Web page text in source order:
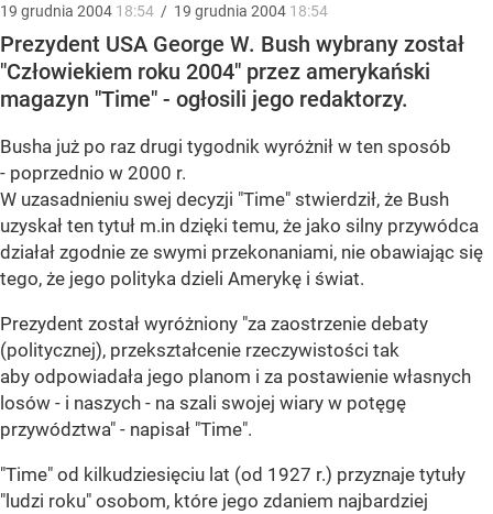
19 grudnia 2004 18:54 / 19 grudnia 2004 18:54
Prezydent USA George W. Bush wybrany został
"Człowiekiem roku 2004" przez amerykański
magazyn "Time" - ogłosili jego redaktorzy.
Busha już po raz drugi tygodnik wyróżnił w ten sposób
- poprzednio w 2000 r.
W uzasadnieniu swej decyzji "Time" stwierdził, że Bush
uzyskał ten tytuł m.in dzięki temu, że jako silny przywódca
działał zgodnie ze swymi przekonaniami, nie obawiając się
tego, że jego polityka dzieli Amerykę i świat.
Prezydent został wyróżniony "za zaostrzenie debaty
(politycznej), przekształcenie rzeczywistości tak
aby odpowiadała jego planom i za postawienie własnych
losów - i naszych - na szali swojej wiary w potęgę
przywództwa" - napisał "Time".
"Time" od kilkudziesięciu lat (od 1927 r.) przyznaje tytuły
"ludzi roku" osobom, które jego zdaniem najbardziej